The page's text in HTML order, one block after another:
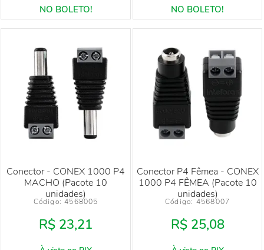
Conector - CONEX 1000 P4
MACHO (Pacote 10
unidades)
Código: 4568005
R$ 23,21
Conector P4 Fêmea - CONEX
1000 P4 FÊMEA (Pacote 10
unidades)
Código: 4568007
R$ 25,08